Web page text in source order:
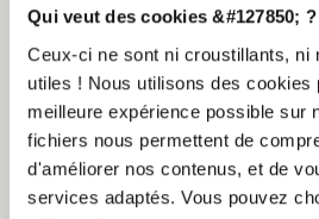
Qui veut des cookies &#127850; ?
Ceux-ci ne sont ni croustillants, ni
utiles ! Nous utilisons des cookies
meilleure expérience possible sur
fichiers nous permettent de
d'améliorer nos contenus, et de
services adaptés. Vous pouvez
*Engagement 12 mois / Sans
Pack Elanc&Vous de49€à
Hors club de Paris